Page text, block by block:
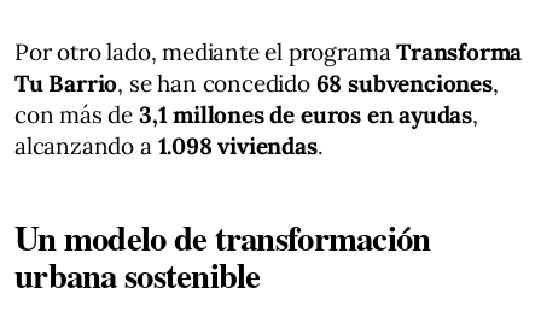
Por otro lado, mediante el programaTransforma
Tu Barrio, se han concedido 68 subvenciones,
con más de 3,1 millones de euros en ayudas,
alcanzando a 1.098 viviendas.
Un modelo de transformación
urbana sostenible